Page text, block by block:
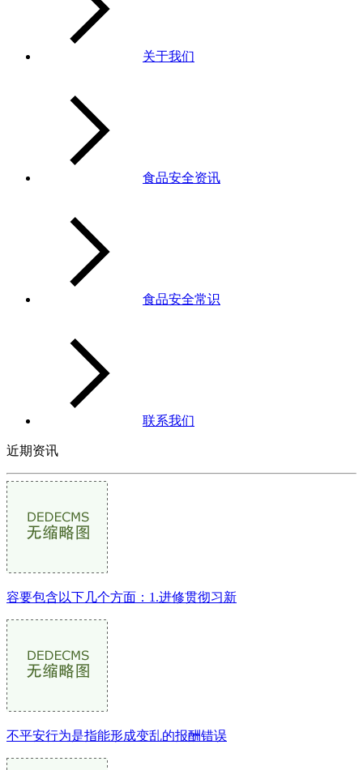
关于我们
食品安全资讯
食品安全常识
联系我们
近期资讯
容要包含以下几个方面：1.进修贯彻习新
不平安行为是指能形成变乱的报酬错误